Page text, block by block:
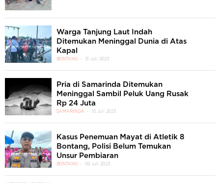
Warga Tanjung Laut Indah
Ditemukan Meninggal Dunia di Atas
Kapal
BONTANG 31 Juli 2023
Pria di Samarinda Ditemukan
Meninggal Sambil Peluk Uang Rusak
Rp 24 Juta
SAMARINDA 10 Juli 2023
Kasus Penemuan Mayat di Atletik 8
Bontang, Polisi Belum Temukan
Unsur Pembiaran
BONTANG 09 Juli 2023